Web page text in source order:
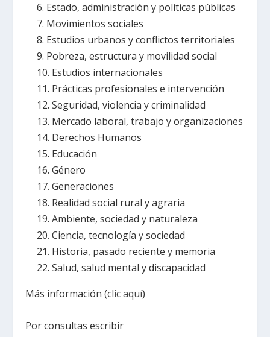
6. Estado, administración y políticas públicas
7. Movimientos sociales
8. Estudios urbanos y conflictos territoriales
9. Pobreza, estructura y movilidad social
10. Estudios internacionales
11. Prácticas profesionales e intervención
12. Seguridad, violencia y criminalidad
13. Mercado laboral, trabajo y organizaciones
14. Derechos Humanos
15. Educación
16. Género
17. Generaciones
18. Realidad social rural y agraria
19. Ambiente, sociedad y naturaleza
20. Ciencia, tecnología y sociedad
21. Historia, pasado reciente y memoria
22. Salud, salud mental y discapacidad
Más información (clic aquí)
Por consultas escribir